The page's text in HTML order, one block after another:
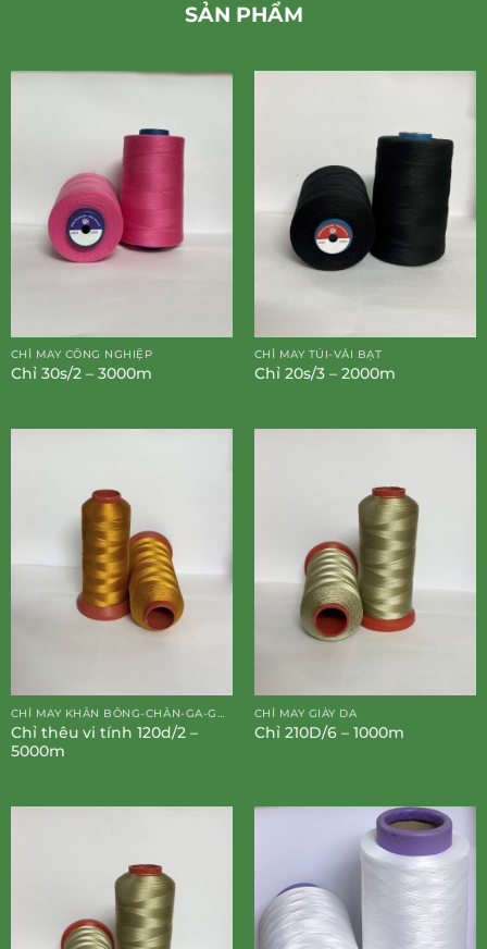
SẢN PHẨM
CHỈ MAY CÔNG NGHIỆP
Chỉ 30s/2 – 3000m
CHỈ MAY TÚI-VẢI BẠT
Chỉ 20s/3 – 2000m
CHỈ MAY KHĂN BÔNG-CHĂN-GA-GỐI-ĐỆM
Chỉ thêu vi tính 120d/2 –
5000m
CHỈ MAY GIÀY DA
Chỉ 210D/6 – 1000m